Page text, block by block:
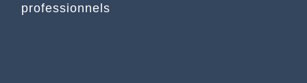
professionnels